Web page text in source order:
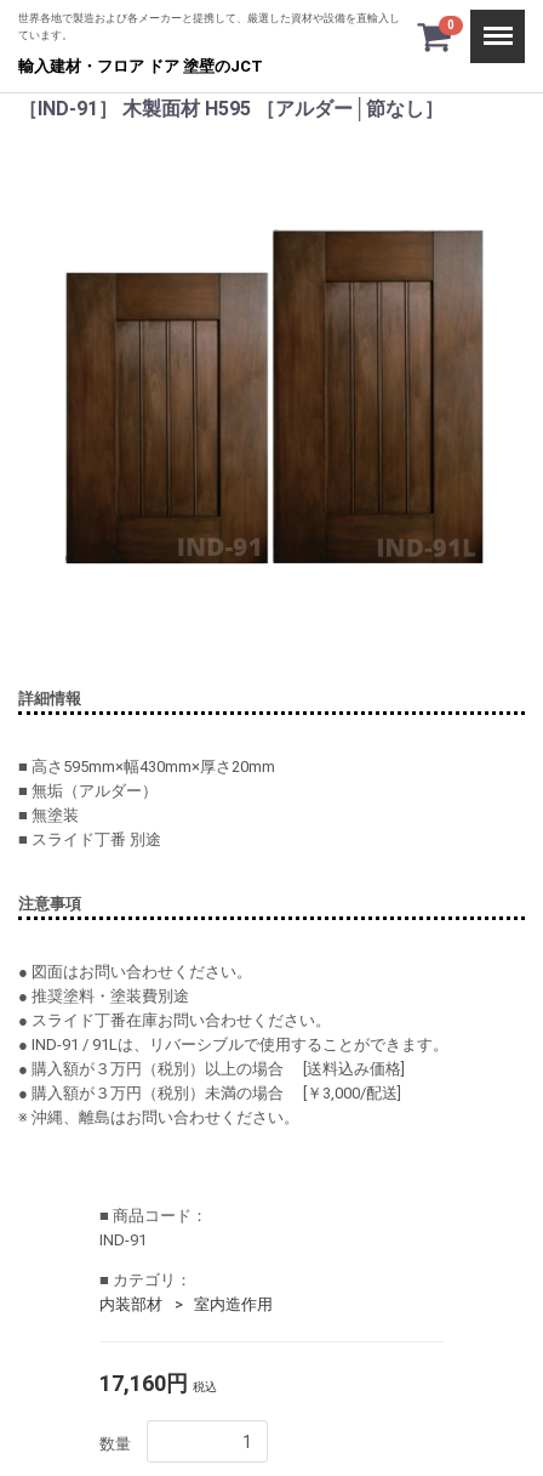
世界各地で製造および各メーカーと提携して、厳選した資材や設備を直輸入し
ています。
輸入建材・フロア ドア 塗壁のJCT
0
［IND-91］ 木製面材 H595 ［アルダー│節なし］
詳細情報
■ 高さ595mm×幅430mm×厚さ20mm
■ 無垢（アルダー）
■ 無塗装
■ スライド丁番 別途
注意事項
● 図面はお問い合わせください。
● 推奨塗料・塗装費別途
● スライド丁番在庫お問い合わせください。
● IND-91 / 91Lは、リバーシブルで使用することができます。
● 購入額が３万円（税別）以上の場合 [送料込み価格]
● 購入額が３万円（税別）未満の場合 [￥3,000/配送]
※ 沖縄、離島はお問い合わせください。
■ 商品コード：
IND-91
■ カテゴリ：
内装部材
室内造作用
17,160円 税込
数量